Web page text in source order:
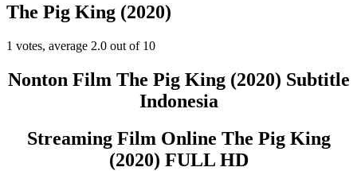
The Pig King (2020)
1 votes, average 2.0 out of 10
Nonton Film The Pig King (2020) Subtitle
Indonesia
Streaming Film Online The Pig King
(2020) FULL HD